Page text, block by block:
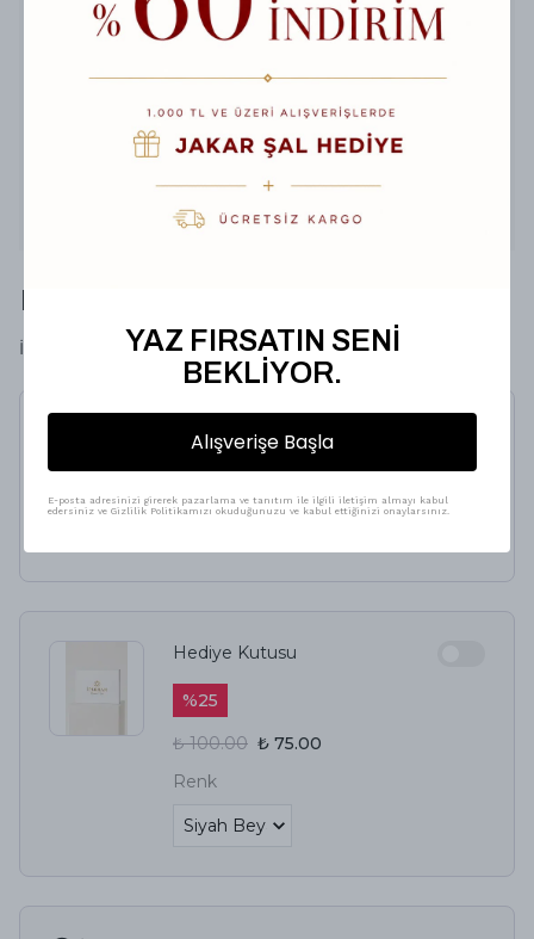
Ağartıcı kullanmayınız
Düşük ısıda, ters yüz ederek ütüleyiniz
Ürün İçeriği
1 adet İpekhan Soft Şal
Hediyeni Taçlandır
İpekhan'nın Soft Hediye Kutusu
Jardin Secret Collection
Soft Şal 3061-08
%56
Hediye Kutusu
%25
₺ 100.00 ₺ 75.00
Renk
YAZ FIRSATIN SENİ
BEKLİYOR.
Alışverişe Başla
E-posta adresinizi girerek pazarlama ve tanıtım ile ilgili iletişim almayı kabul
edersiniz ve Gizlilik Politikamızı okuduğunuzu ve kabul ettiğinizi onaylarsınız.